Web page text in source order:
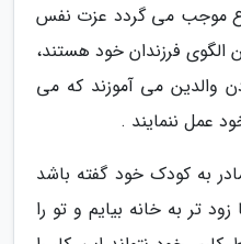
موجب می گردد عزت نفس
فرزندان خود هستند،
والدین می آموزند که می
عمل ننمایند .
به کودک خود گفته باشد
تر به خانه بیایم و تو را